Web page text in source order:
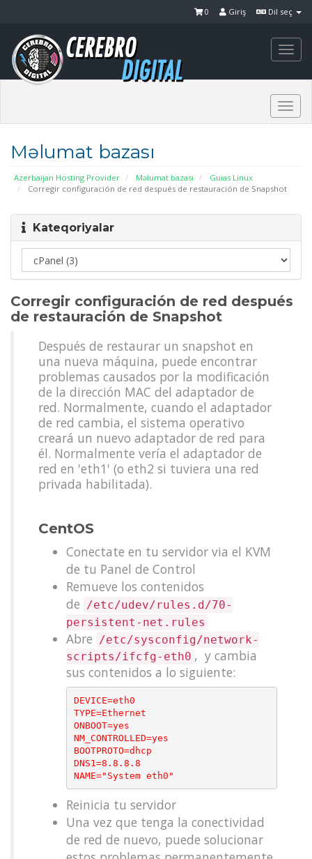
Dil seç
Giriş
0
Məlumat bazası
Azerbaijan Hosting Provider Məlumat bazası
Guias Linux
Corregir configuración de red después de restauración de Snapshot
Kateqoriyalar
Corregir configuración de red después
de restauración de Snapshot
Después de restaurar un snapshot en
una nueva máquina, puede encontrar
problemas causados por la modificación
de la dirección MAC del adaptador de
red. Normalmente, cuando el adaptador
de red cambia, el sistema operativo
creará un nuevo adaptador de red para
él. Normalmente vería el adaptador de
red en 'eth1' (o eth2 si tuviera una red
privada habilitada).
CentOS
Conectate en tu servidor via el KVM
de tu Panel de Control
Remueve los contenidos
de /etc/udev/rules.d/70-
persistent-net.rules
Abre /etc/sysconfig/network-
scripts/ifcfg-eth0 , y cambia
sus contenidos a lo siguiente:
DEVICE=eth0
TYPE=Ethernet
ONBOOT=yes
NM_CONTROLLED=yes
BOOTPROTO=dhcp
DNS1=8.8.8.8
Reinicia tu servidor
Una vez que tenga la conectividad
de red de nuevo, puede solucionar